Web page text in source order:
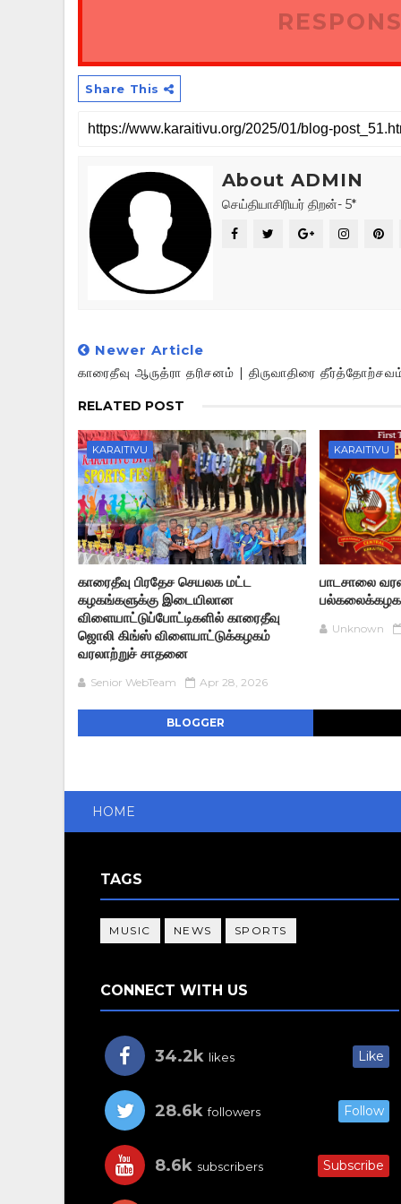
Share This
About ADMIN
செய்தியாசிரியர் திறன்- 5*
Newer Article
காரைதீவு ஆருத்ரா தரிசனம் | திருவாதிரை
RELATED POST
KARAITIVU
காரைதீவு பிரதேச செயலக மட்ட
கழகங்களுக்கு இடையிலான
விளையாட்டுப்போட்டிகளில் காரைதீவு
ஜொலி கிங்ஸ் விளையாட்டுக்கழகம்
வரலாற்றுச் சாதனை
Senior WebTeam Apr 28, 2026
KARAITIVU
பாடசாலை
பல்கலைக்கழக
Unknown
BLOGGER
HOME
TAGS
MUSIC NEWS SPORTS
CONNECT WITH US
34.2k likes Like
28.6k followers Follow
8.6k subscribers Subscribe